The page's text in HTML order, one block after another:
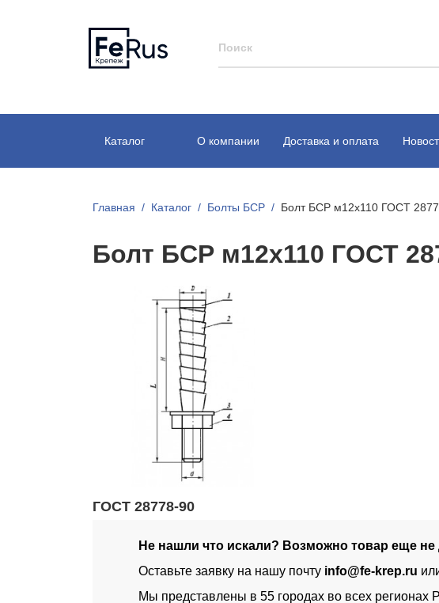
Каталог О компании Доставка и оплата
Главная Каталог Болты БСР Болт БСР м12х110 ГОСТ
Болт БСР м12х110 ГОСТ
ГОСТ 28778-90
Не нашли что искали? Возможно товар еще не
Оставьте заявку на нашу почту info@fe-krep.ru
Мы представлены в 55 городах во всех регионах